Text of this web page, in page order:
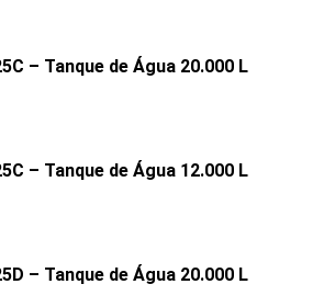
– Tanque de Água 20.000 L
– Tanque de Água 12.000 L
– Tanque de Água 20.000 L